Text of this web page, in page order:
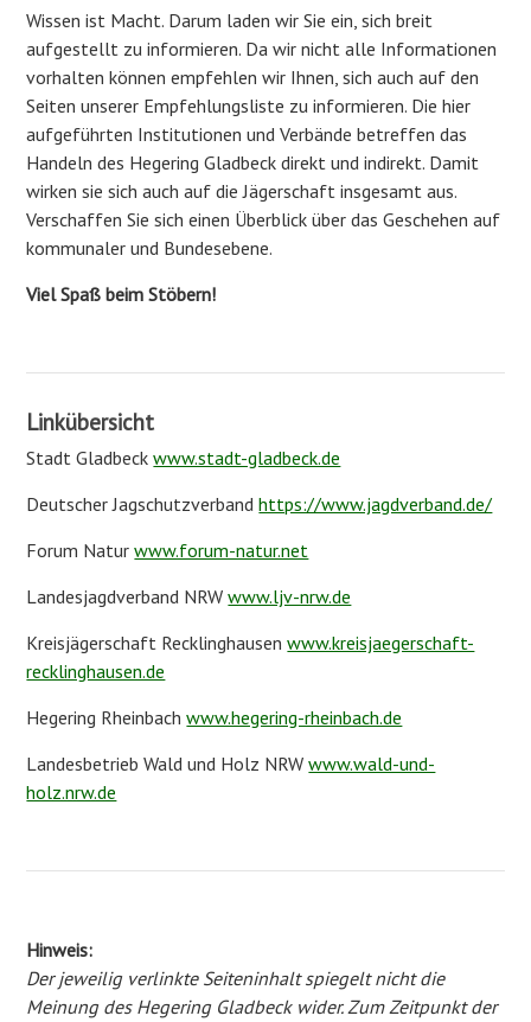
Wissen ist Macht. Darum laden wir Sie ein, sich breit
aufgestellt zu informieren. Da wir nicht alle Informationen
vorhalten können empfehlen wir Ihnen, sich auch auf den
Seiten unserer Empfehlungsliste zu informieren. Die hier
aufgeführten Institutionen und Verbände betreffen das
Handeln des Hegering Gladbeck direkt und indirekt. Damit
wirken sie sich auch auf die Jägerschaft insgesamt aus.
Verschaffen Sie sich einen Überblick über das Geschehen auf
kommunaler und Bundesebene.
Viel Spaß beim Stöbern!
Linkübersicht
Stadt Gladbeckwww.stadt-gladbeck.de
Deutscher Jagschutzverbandhttps://www.jagdverband.de/
Forum Naturwww.forum-natur.net
Landesjagdverband NRWwww.ljv-nrw.de
Kreisjägerschaft Recklinghausenwww.kreisjaegerschaft-
recklinghausen.de
Hegering Rheinbachwww.hegering-rheinbach.de
Landesbetrieb Wald und Holz NRWwww.wald-und-
holz.nrw.de
Hinweis:
Der jeweilig verlinkte Seiteninhalt spiegelt nicht die
Meinung des Hegering Gladbeck wider. Zum Zeitpunkt der